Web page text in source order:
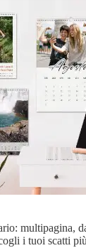
multipagina,
i tuoi scatti